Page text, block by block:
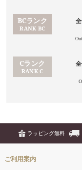
ラッピング無料
ご利用案内